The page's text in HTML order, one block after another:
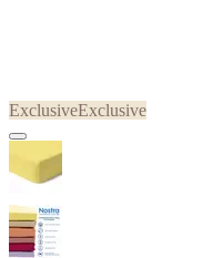
ExclusiveExclusive